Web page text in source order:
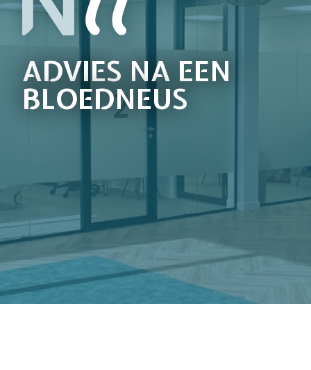
ADVIES NA EEN
BLOEDNEUS